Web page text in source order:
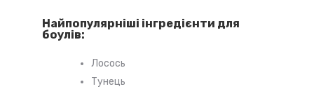
Найпопулярніші інгредієнти для
боулів:
Лосось
Тунець